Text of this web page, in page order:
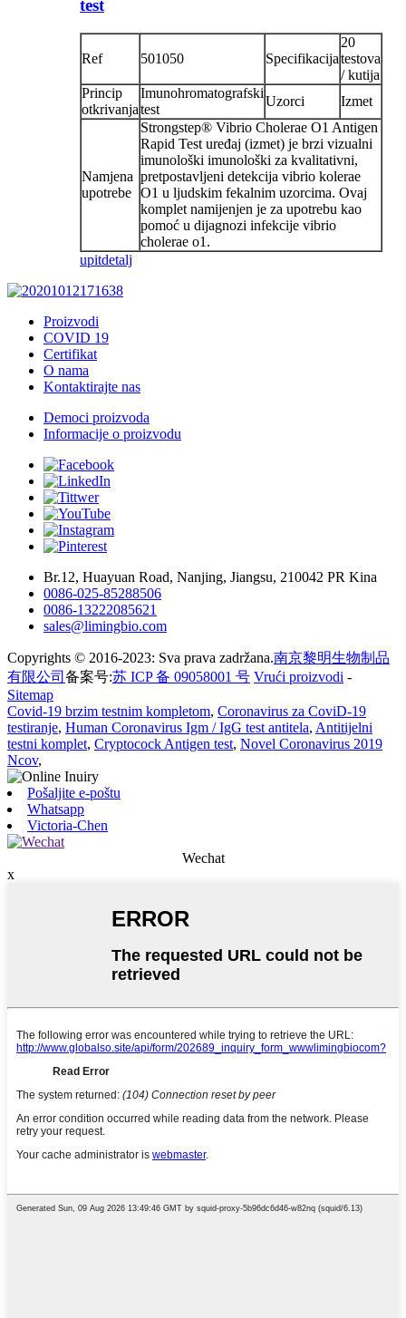
test
Ref 501050 Specifikacija
20
testova
/ kutija
Princip
otkrivanja
Imunohromatografski
test
Uzorci Izmet
Namjena
upotrebe
Strongstep® Vibrio Cholerae O1 Antigen
Rapid Test uređaj (izmet) je brzi vizualni
imunološki imunološki za kvalitativni,
pretpostavljeni detekcija vibrio kolerae
O1 u ljudskim fekalnim uzorcima. Ovaj
komplet namijenjen je za upotrebu kao
pomoć u dijagnozi infekcije vibrio
cholerae o1.
upitdetalj
Proizvodi
COVID 19
Certifikat
O nama
Kontaktirajte nas
Democi proizvoda
Informacije o proizvodu
Br.12, Huayuan Road, Nanjing, Jiangsu, 210042 PR Kina
0086-025-85288506
0086-13222085621
sales@limingbio.com
Copyrights © 2016-2023: Sva prava zadržana.南京黎明生物制品
有限公司 备案号:苏 ICP 备 09058001 号 Vrući proizvodi -
Sitemap
Covid-19 brzim testnim kompletom, Coronavirus za CoviD-19
testiranje, Human Coronavirus Igm / IgG test antitela, Antitijelni
testni komplet, Cryptocock Antigen test, Novel Coronavirus 2019
Ncov,
Pošaljite e-poštu
Whatsapp
Victoria-Chen
Wechat
x